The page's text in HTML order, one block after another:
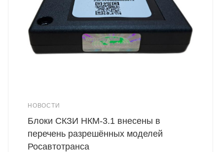
НОВОСТИ
Блоки СКЗИ НКМ-3.1 внесены в
перечень разрешённых моделей
Росавтотранса